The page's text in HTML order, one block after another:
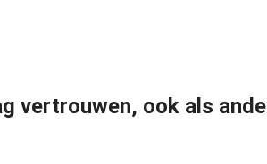
vertrouwen, ook als